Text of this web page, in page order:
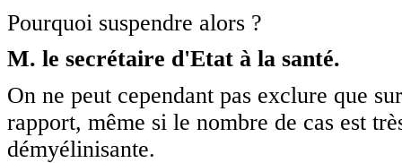
Pourquoi suspendre alors ?
M. le secrétaire d'Etat à la santé.
On ne peut cependant pas exclure que
rapport, même si le nombre de cas est
démyélinisante.